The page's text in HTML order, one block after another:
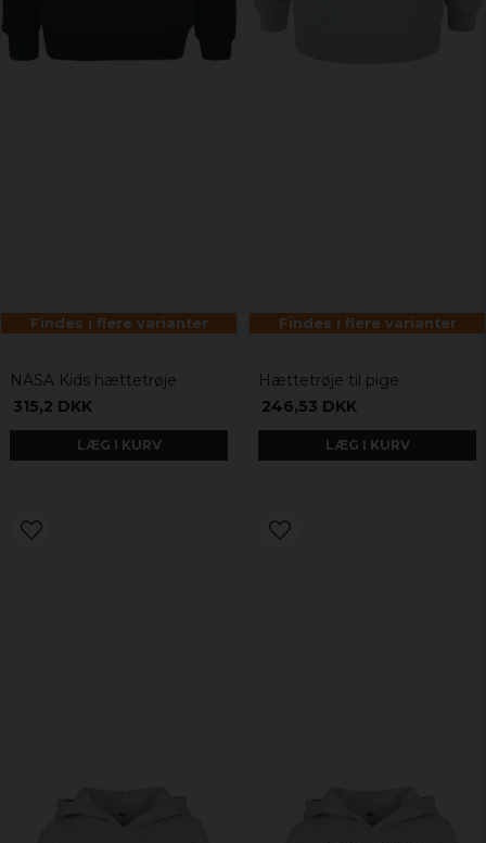
Findes i flere varianter
NASA Kids hættetrøje
315,2 DKK
LÆG I KURV
Findes i flere varianter
Hættetrøje til pige
246,53 DKK
LÆG I KURV